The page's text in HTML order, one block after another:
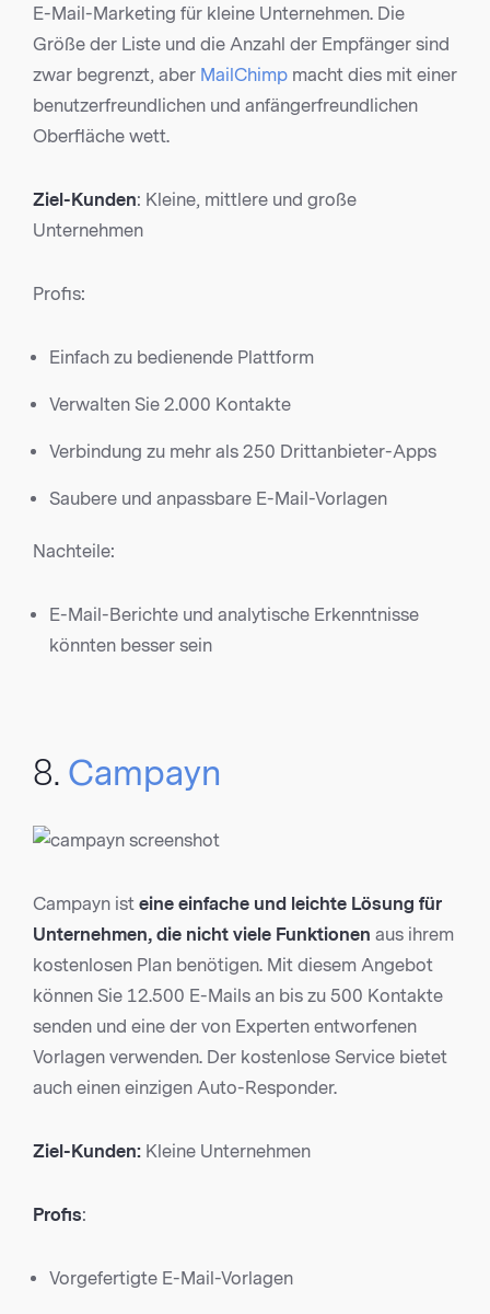
E-Mail-Marketing für kleine Unternehmen. Die
Größe der Liste und die Anzahl der Empfänger sind
zwar begrenzt, aber MailChimp macht dies mit einer
benutzerfreundlichen und anfängerfreundlichen
Oberfläche wett.
Ziel-Kunden: Kleine, mittlere und große
Unternehmen
Profis:
Einfach zu bedienende Plattform
Verwalten Sie 2.000 Kontakte
Verbindung zu mehr als 250 Drittanbieter-Apps
Saubere und anpassbare E-Mail-Vorlagen
Nachteile:
E-Mail-Berichte und analytische Erkenntnisse
könnten besser sein
8. Campayn
Campayn ist eine einfache und leichte Lösung für
Unternehmen, die nicht viele Funktionen aus ihrem
kostenlosen Plan benötigen. Mit diesem Angebot
können Sie 12.500 E-Mails an bis zu 500 Kontakte
senden und eine der von Experten entworfenen
Vorlagen verwenden. Der kostenlose Service bietet
auch einen einzigen Auto-Responder.
Ziel-Kunden: Kleine Unternehmen
Profis:
Vorgefertigte E-Mail-Vorlagen